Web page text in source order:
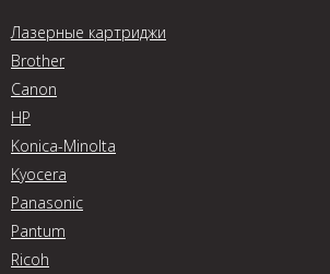
Лазерные картриджи
Brother
Canon
HP
Konica-Minolta
Kyocera
Panasonic
Pantum
Ricoh